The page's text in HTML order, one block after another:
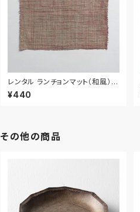
レンタル ランチョンマット（和風） 4
3.5cm｜MAW017
¥440
その他の商品